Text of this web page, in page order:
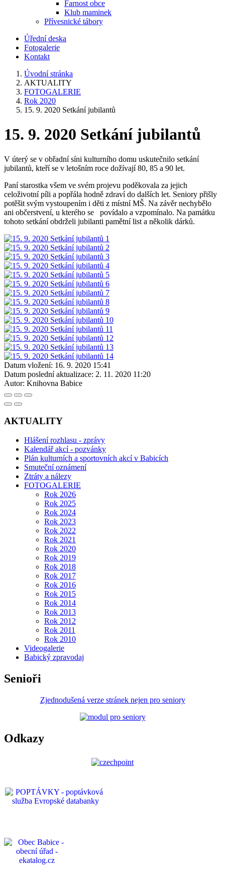
Farnost obce
Klub maminek
Přívesnické tábory
Úřední deska
Fotogalerie
Kontakt
Úvodní stránka
AKTUALITY
FOTOGALERIE
Rok 2020
15. 9. 2020 Setkání jubilantů
15. 9. 2020 Setkání jubilantů
V úterý se v obřadní síni kulturního domu uskutečnilo setkání
jubilantů, kteří se v letošním roce dožívají 80, 85 a 90 let.
Paní starostka všem ve svém projevu poděkovala za jejich
celoživotní píli a popřála hodně zdraví do dalších let. Seniory přišly
potěšit svým vystoupením i děti z místní MŠ. Na závěr nechybělo
ani občerstvení, u kterého se povídalo a vzpomínalo. Na památku
tohoto setkání obdrželi jubilanti pamětní list a několik dárků.
Datum vložení: 16. 9. 2020 15:41
Datum poslední aktualizace: 2. 11. 2020 11:20
Autor: Knihovna Babice
AKTUALITY
Hlášení rozhlasu - zprávy
Kalendář akcí - pozvánky
Plán kulturních a sportovních akcí v Babicích
Smuteční oznámení
Ztráty a nálezy
FOTOGALERIE
Rok 2026
Rok 2025
Rok 2024
Rok 2023
Rok 2022
Rok 2021
Rok 2020
Rok 2019
Rok 2018
Rok 2017
Rok 2016
Rok 2015
Rok 2014
Rok 2013
Rok 2012
Rok 2011
Rok 2010
Videogalerie
Babický zpravodaj
Senioři
Zjednodušená verze stránek nejen pro seniory
Odkazy